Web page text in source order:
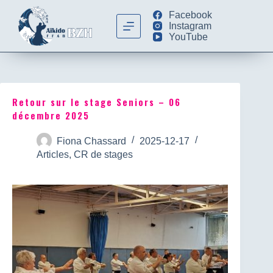
Facebook
Instagram
YouTube
Retour sur le stage Seniors – 06
décembre 2025
Fiona Chassard
2025-12-17
Articles, CR de stages